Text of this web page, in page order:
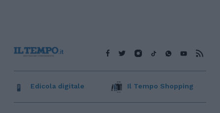
Edicola digitale Il Tempo Shopping